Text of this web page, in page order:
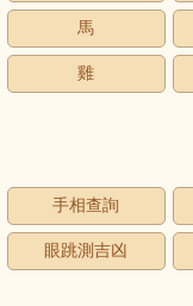
馬
雞
手相查詢
眼跳測吉凶